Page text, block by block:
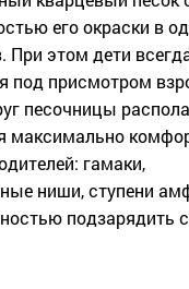
его окраски в
При этом дети
под присмотром
песочницы
максимально
гамаки,
ниши, ступени
подзарядить